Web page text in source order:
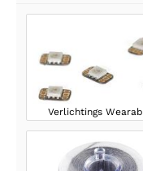
Verlichtings